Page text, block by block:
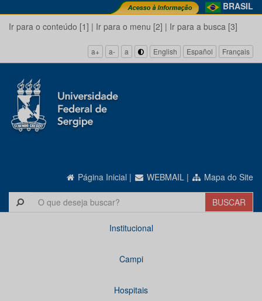
BRASIL
Ir para o conteúdo [1] | Ir para o menu [2] | Ir para a busca [3]
a+ a- a English Español Français
Página Inicial | WEBMAIL | Mapa do Site
Institucional
Campi
Hospitais